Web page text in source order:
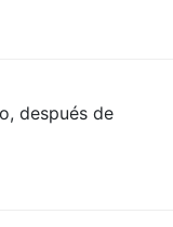
después de